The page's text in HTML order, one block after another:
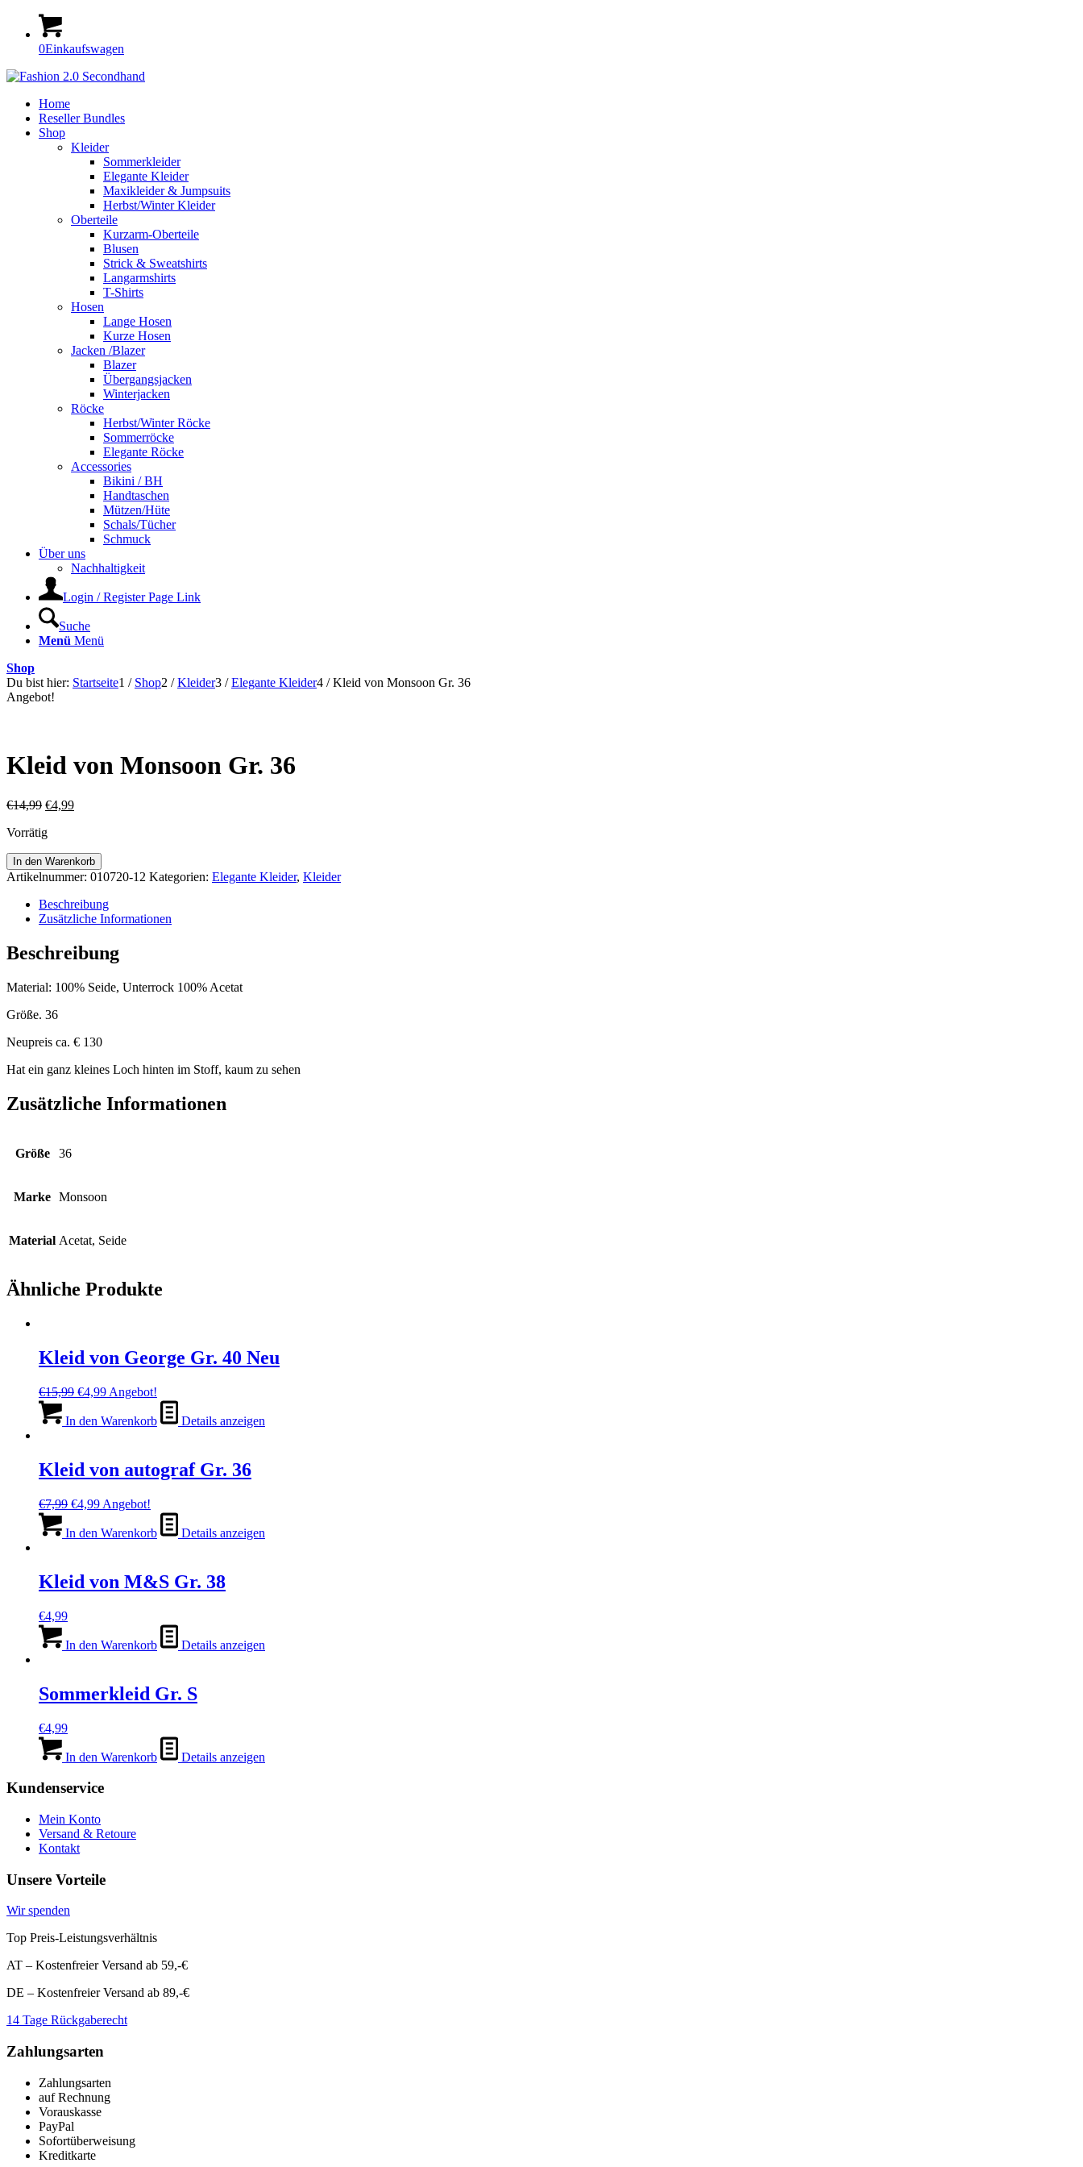
0Einkaufswagen
Home
Reseller Bundles
Shop
Kleider
Sommerkleider
Elegante Kleider
Maxikleider & Jumpsuits
Herbst/Winter Kleider
Oberteile
Kurzarm-Oberteile
Blusen
Strick & Sweatshirts
Langarmshirts
T-Shirts
Hosen
Lange Hosen
Kurze Hosen
Jacken /Blazer
Blazer
Übergangsjacken
Winterjacken
Röcke
Herbst/Winter Röcke
Sommerröcke
Elegante Röcke
Accessories
Bikini / BH
Handtaschen
Mützen/Hüte
Schals/Tücher
Schmuck
Über uns
Nachhaltigkeit
Login / Register Page Link
Suche
Menü Menü
Shop
Du bist hier: Startseite1 / Shop2 / Kleider3 / Elegante Kleider4 / Kleid von Monsoon Gr. 36
Angebot!
Kleid von Monsoon Gr. 36
€14,99 Ursprünglicher
war:
€4,99Aktueller
Vorrätig
Kleid
von
In den Warenkorb
Artikelnummer: 010720-12 Kategorien: Elegante Kleider, Kleider
Beschreibung
Zusätzliche Informationen
Beschreibung
Material: 100% Seide, Unterrock 100% Acetat
Größe. 36
Neupreis ca. € 130
Hat ein ganz kleines Loch hinten im Stoff, kaum zu sehen
Zusätzliche Informationen
Größe 36
Marke Monsoon
Material Acetat, Seide
Ähnliche Produkte
Kleid von George Gr. 40 Neu
€15,99 Ursprünglicher
war:
€4,99Aktueller
ist:
Angebot!
In den Warenkorb Details anzeigen
Kleid von autograf Gr. 36
€7,99 Ursprünglicher
war:
€4,99Aktueller
ist:
Angebot!
In den Warenkorb Details anzeigen
Kleid von M&S Gr. 38
€4,99
In den Warenkorb Details anzeigen
Sommerkleid Gr. S
€4,99
In den Warenkorb Details anzeigen
Kundenservice
Mein Konto
Versand & Retoure
Kontakt
Unsere Vorteile
Wir spenden
Top Preis-Leistungsverhältnis
AT – Kostenfreier Versand ab 59,-€
DE – Kostenfreier Versand ab 89,-€
14 Tage Rückgaberecht
Zahlungsarten
Zahlungsarten
auf Rechnung
Vorauskasse
PayPal
Sofortüberweisung
Kreditkarte